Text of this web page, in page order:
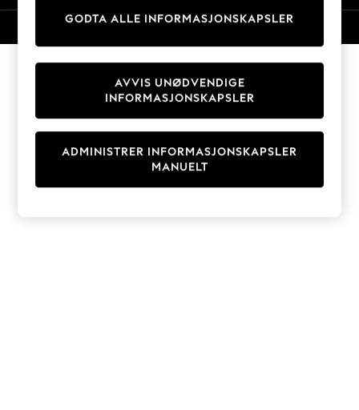
Coats & Jackets
Sweatshirts & Hoodies
Knitwear
Cardigans
Dresses
Sets & Outfits
T-Shirts
GODTA ALLE INFORMASJONSKAPSLER
ADMINISTRER INFORMASJONSKAPSLER
MANUELT
AVVIS UNØDVENDIGE
INFORMASJONSKAPSLER